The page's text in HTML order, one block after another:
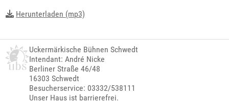
Herunterladen (mp3)
Uckermärkische Bühnen Schwedt
Intendant: André Nicke
Berliner Straße 46/48
16303 Schwedt
Besucherservice: 03332/538111
Unser Haus ist barrierefrei.